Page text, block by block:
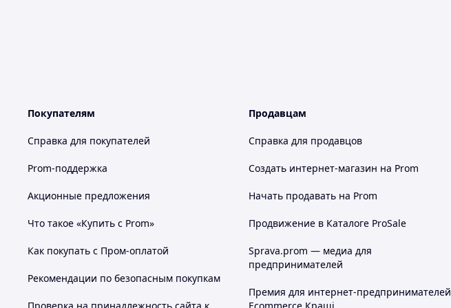
Покупателям
Справка для покупателей
Prom-поддержка
Акционные предложения
Что такое «Купить с Prom»
Как покупать с Пром-оплатой
Рекомендации по безопасным покупкам
Продавцам
Справка для продавцов
Создать интернет-магазин на Prom
Начать продавать на Prom
Продвижение в Каталоге ProSale
Sprava.prom — медиа для
предпринимателей
Премия для интернет-предпринимателей